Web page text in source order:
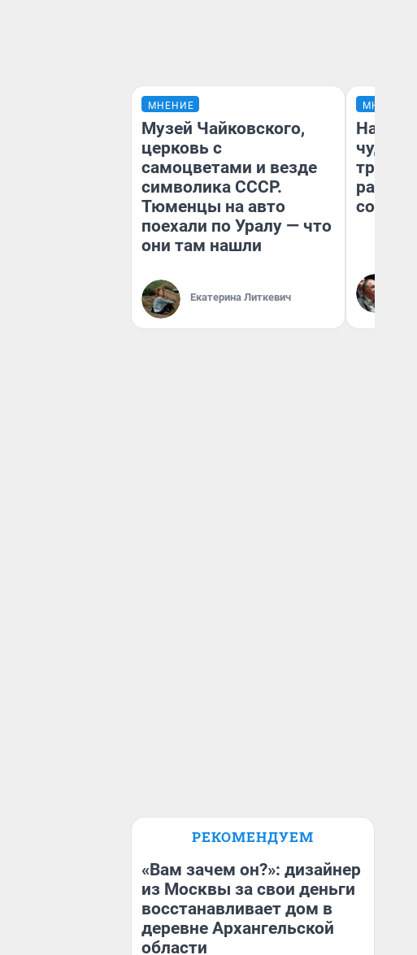
МНЕНИЕ
Музей Чайковского,
церковь с
самоцветами и везде
символика СССР.
Тюменцы на авто
поехали по Уралу — что
они там нашли
Екатерина Литкевич
МНЕНИЕ
чудом
РЕКОМЕНДУЕМ
«Вам зачем он?»: дизайнер
из Москвы за свои деньги
восстанавливает дом в
деревне Архангельской
области